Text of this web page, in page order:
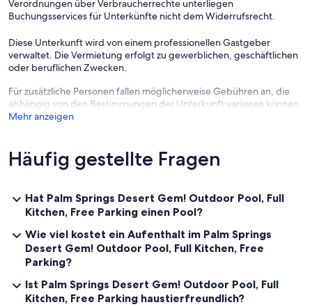
• Heated pool
———————————————
There are several additional things to note:
✦ A credit/debit card is required at check-in for a $150 refundable
✦ A mandatory resort fee of $28.63 per night will be collected upon
check-in, not included in the daily rate.
✦ Pets are not allowed.
✦ We use multi-unit listings, so rooms are similar but may have small
differences.
✦ A government-issued ID and matching credit card are required at
check-in for incidental hold.
✦ Front desk is open 8am–10pm; check-in starts at 4pm.
✦ Bedroom includes 1 queen/2 singles.
Verordnungen über Verbraucherrechte unterliegen
Buchungsservices für Unterkünfte nicht dem Widerrufsrecht.
Diese Unterkunft wird von einem professionellen Gastgeber
verwaltet. Die Vermietung erfolgt zu gewerblichen, geschäftlichen
oder beruflichen Zwecken.
Für zusätzliche Personen fallen möglicherweise Gebühren an, die
abhängig von den Bestimmungen der Unterkunft variieren können.
Mehr anzeigen
Häufig gestellte Fragen
Hat Palm Springs Desert Gem! Outdoor Pool, Full
Kitchen, Free Parking einen Pool?
Wie viel kostet ein Aufenthalt im Palm Springs
Desert Gem! Outdoor Pool, Full Kitchen, Free
Parking?
Ist Palm Springs Desert Gem! Outdoor Pool, Full
Kitchen, Free Parking haustierfreundlich?